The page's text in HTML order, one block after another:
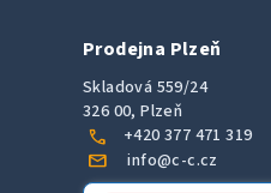
Prodejna Plzeň
Skladová 559/24
326 00, Plzeň
call +420 377 471 319
mail info@c-c.cz